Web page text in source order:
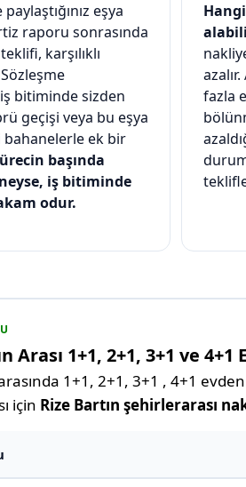
eşya
raporu sonrasında
karşılıklı
bitiminde sizden
geçişi veya bu eşya
bahanelerle ek bir
başında
iş bitiminde
odur.
fazla
Arası 1+1, 2+1, 3+1 ve
1+1, 2+1, 3+1 , 4+1
için Rize Bartın şehirlerarası